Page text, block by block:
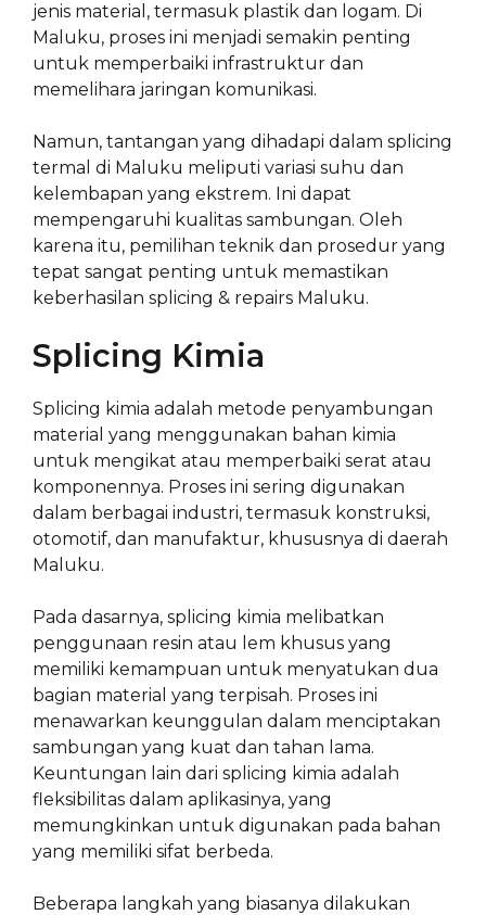
jenis material, termasuk plastik dan logam. Di
Maluku, proses ini menjadi semakin penting
untuk memperbaiki infrastruktur dan
memelihara jaringan komunikasi.
Namun, tantangan yang dihadapi dalam splicing
termal di Maluku meliputi variasi suhu dan
kelembapan yang ekstrem. Ini dapat
mempengaruhi kualitas sambungan. Oleh
karena itu, pemilihan teknik dan prosedur yang
tepat sangat penting untuk memastikan
keberhasilan splicing & repairs Maluku.
Splicing Kimia
Splicing kimia adalah metode penyambungan
material yang menggunakan bahan kimia
untuk mengikat atau memperbaiki serat atau
komponennya. Proses ini sering digunakan
dalam berbagai industri, termasuk konstruksi,
otomotif, dan manufaktur, khususnya di daerah
Maluku.
Pada dasarnya, splicing kimia melibatkan
penggunaan resin atau lem khusus yang
memiliki kemampuan untuk menyatukan dua
bagian material yang terpisah. Proses ini
menawarkan keunggulan dalam menciptakan
sambungan yang kuat dan tahan lama.
Keuntungan lain dari splicing kimia adalah
fleksibilitas dalam aplikasinya, yang
memungkinkan untuk digunakan pada bahan
yang memiliki sifat berbeda.
Beberapa langkah yang biasanya dilakukan